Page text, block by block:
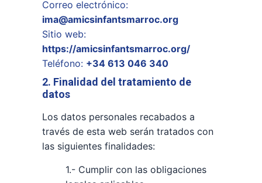
Correo electrónico:
ima@amicsinfantsmarroc.org
Sitio web:
https://amicsinfantsmarroc.org/
Teléfono: +34 613 046 340
2. Finalidad del tratamiento de
datos
Los datos personales recabados a
través de esta web serán tratados con
las siguientes finalidades:
1.- Cumplir con las obligaciones